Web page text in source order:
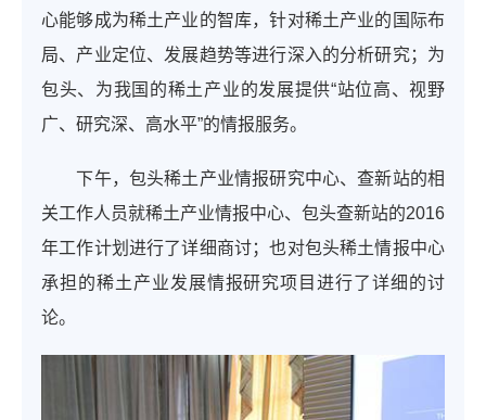
心能够成为稀土产业的智库，针对稀土产业的国际布
局、产业定位、发展趋势等进行深入的分析研究；为
包头、为我国的稀土产业的发展提供“站位高、视野
广、研究深、高水平”的情报服务。
下午，包头稀土产业情报研究中心、查新站的相
关工作人员就稀土产业情报中心、包头查新站的2016
年工作计划进行了详细商讨；也对包头稀土情报中心
承担的稀土产业发展情报研究项目进行了详细的讨
论。